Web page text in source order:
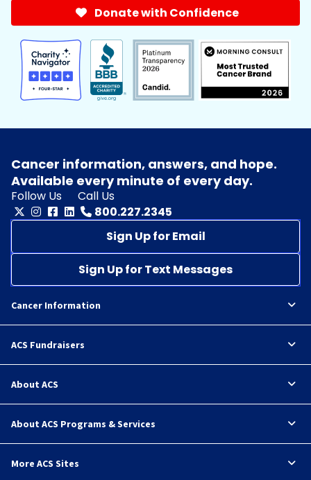
Donate with Confidence
Cancer information, answers, and hope.
Available every minute of every day.
Follow Us
Call Us
800.227.2345
Sign Up for Email
Sign Up for Text Messages
Cancer Information
ACS Fundraisers
About ACS
About ACS Programs & Services
More ACS Sites